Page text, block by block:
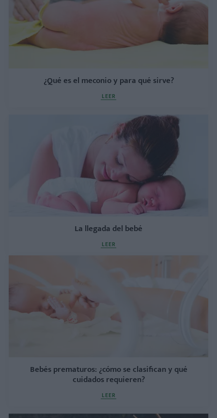
¿Qué es el meconio y para qué sirve?
LEER
La llegada del bebé
LEER
Bebés prematuros: ¿cómo se clasifican y qué
cuidados requieren?
LEER